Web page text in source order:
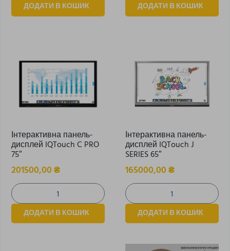
ДОДАТИ В КОШИК ДОДАТИ В КОШИК
Інтерактивна панель-
дисплей IQTouch C PRO
75″
201500,00₴
ДОДАТИ В КОШИК
Інтерактивна панель-
дисплей IQTouch J
SERIES 65″
165000,00₴
ДОДАТИ В КОШИК